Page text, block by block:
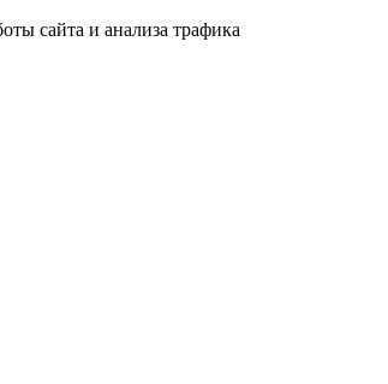
сайта и анализа трафика